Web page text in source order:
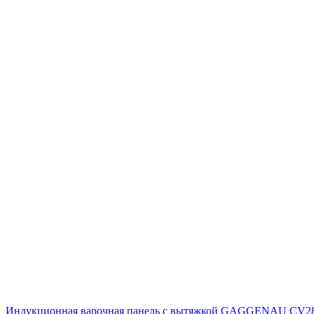
Индукционная варочная панель с вытяжкой GAGGENAU